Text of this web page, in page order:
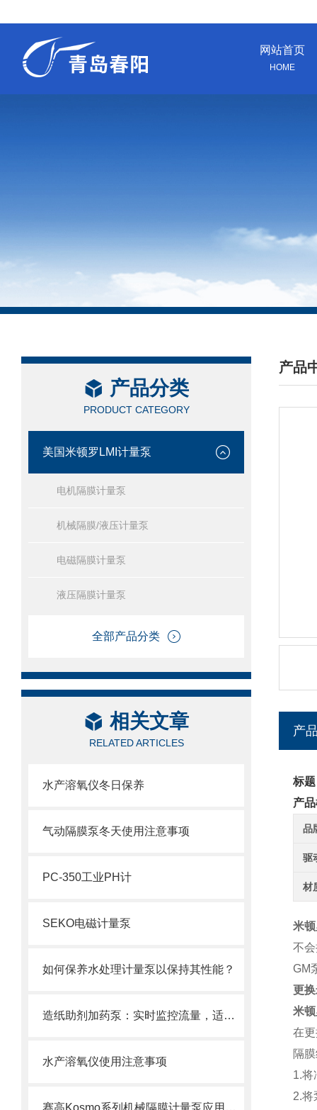
网站首页
HOME
产品分类
PRODUCT CATEGORY
美国米顿罗LMI计量泵
电机隔膜计量泵
机械隔膜/液压计量泵
电磁隔膜计量泵
液压隔膜计量泵
全部产品分类
相关文章
RELATED ARTICLES
水产溶氧仪冬日保养
气动隔膜泵冬天使用注意事项
PC-350工业PH计
SEKO电磁计量泵
如何保养水处理计量泵以保持其性能？
造纸助剂加药泵：实时监控流量，适配现代化造纸车间需求
水产溶氧仪使用注意事项
赛高Kosmo系列机械隔膜计量泵应用介绍
产品
/
产
标
产
品
驱
材
米
不
GM
更
米
在
隔
1.将
2.将